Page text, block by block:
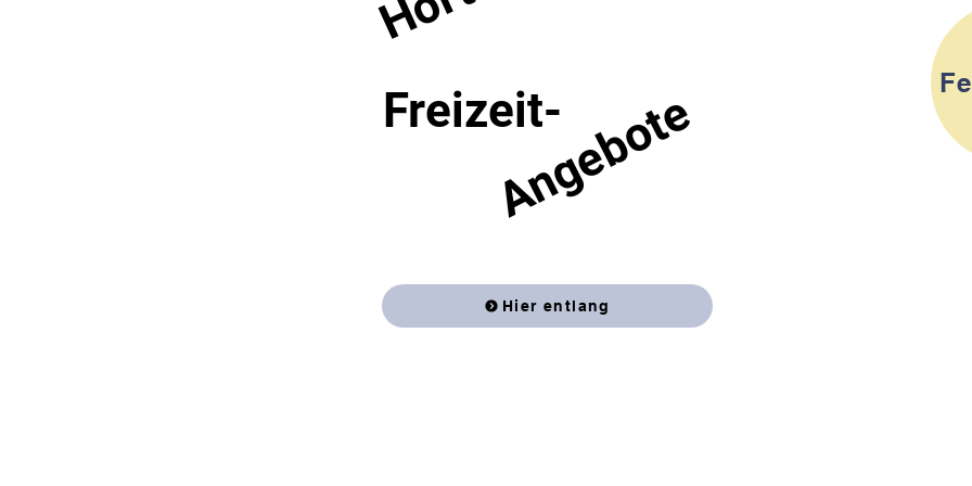
Freizeit-Angebote
Hier entlang